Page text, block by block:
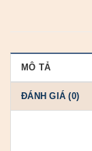
MÔ TẢ
ĐÁNH GIÁ (0)